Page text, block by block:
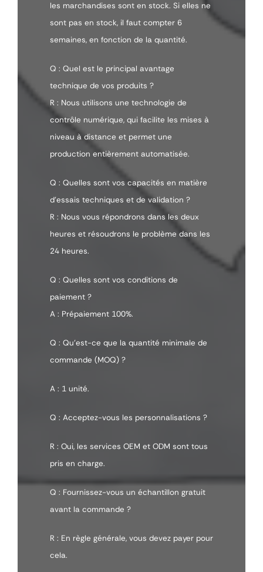
les marchandises sont en stock. Si elles ne
sont pas en stock, il faut compter 6
semaines, en fonction de la quantité.
Q : Quel est le principal avantage
technique de vos produits ?
R : Nous utilisons une technologie de
contrôle numérique, qui facilite les mises à
niveau à distance et permet une
production entièrement automatisée.
Q : Quelles sont vos capacités en matière
d'essais techniques et de validation ?
R : Nous vous répondrons dans les deux
heures et résoudrons le problème dans les
24 heures.
Q : Quelles sont vos conditions de
paiement ?
A : Prépaiement 100%.
Q : Qu'est-ce que la quantité minimale de
commande (MOQ) ?
A : 1 unité.
Q : Acceptez-vous les personnalisations ?
R : Oui, les services OEM et ODM sont tous
pris en charge.
Q : Fournissez-vous un échantillon gratuit
avant la commande ?
R : En règle générale, vous devez payer pour
cela.